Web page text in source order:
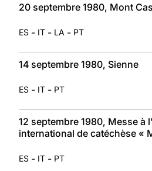
20 septembre 1980, Mont
ES - IT - LA - PT
14 septembre 1980, Sienne
ES - IT - PT
12 septembre 1980, Messe
international de catéchèse «
ES - IT - PT